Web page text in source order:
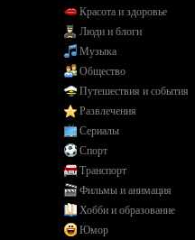
Красота и здоровье
Люди и блоги
Музыка
Общество
Путешествия и события
Развлечения
Сериалы
Спорт
Транспорт
Фильмы и анимация
Хобби и образование
Юмор